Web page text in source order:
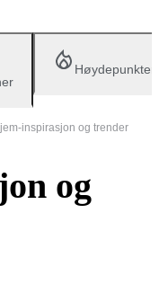
Høydepunkter
inspirasjon og trender
og